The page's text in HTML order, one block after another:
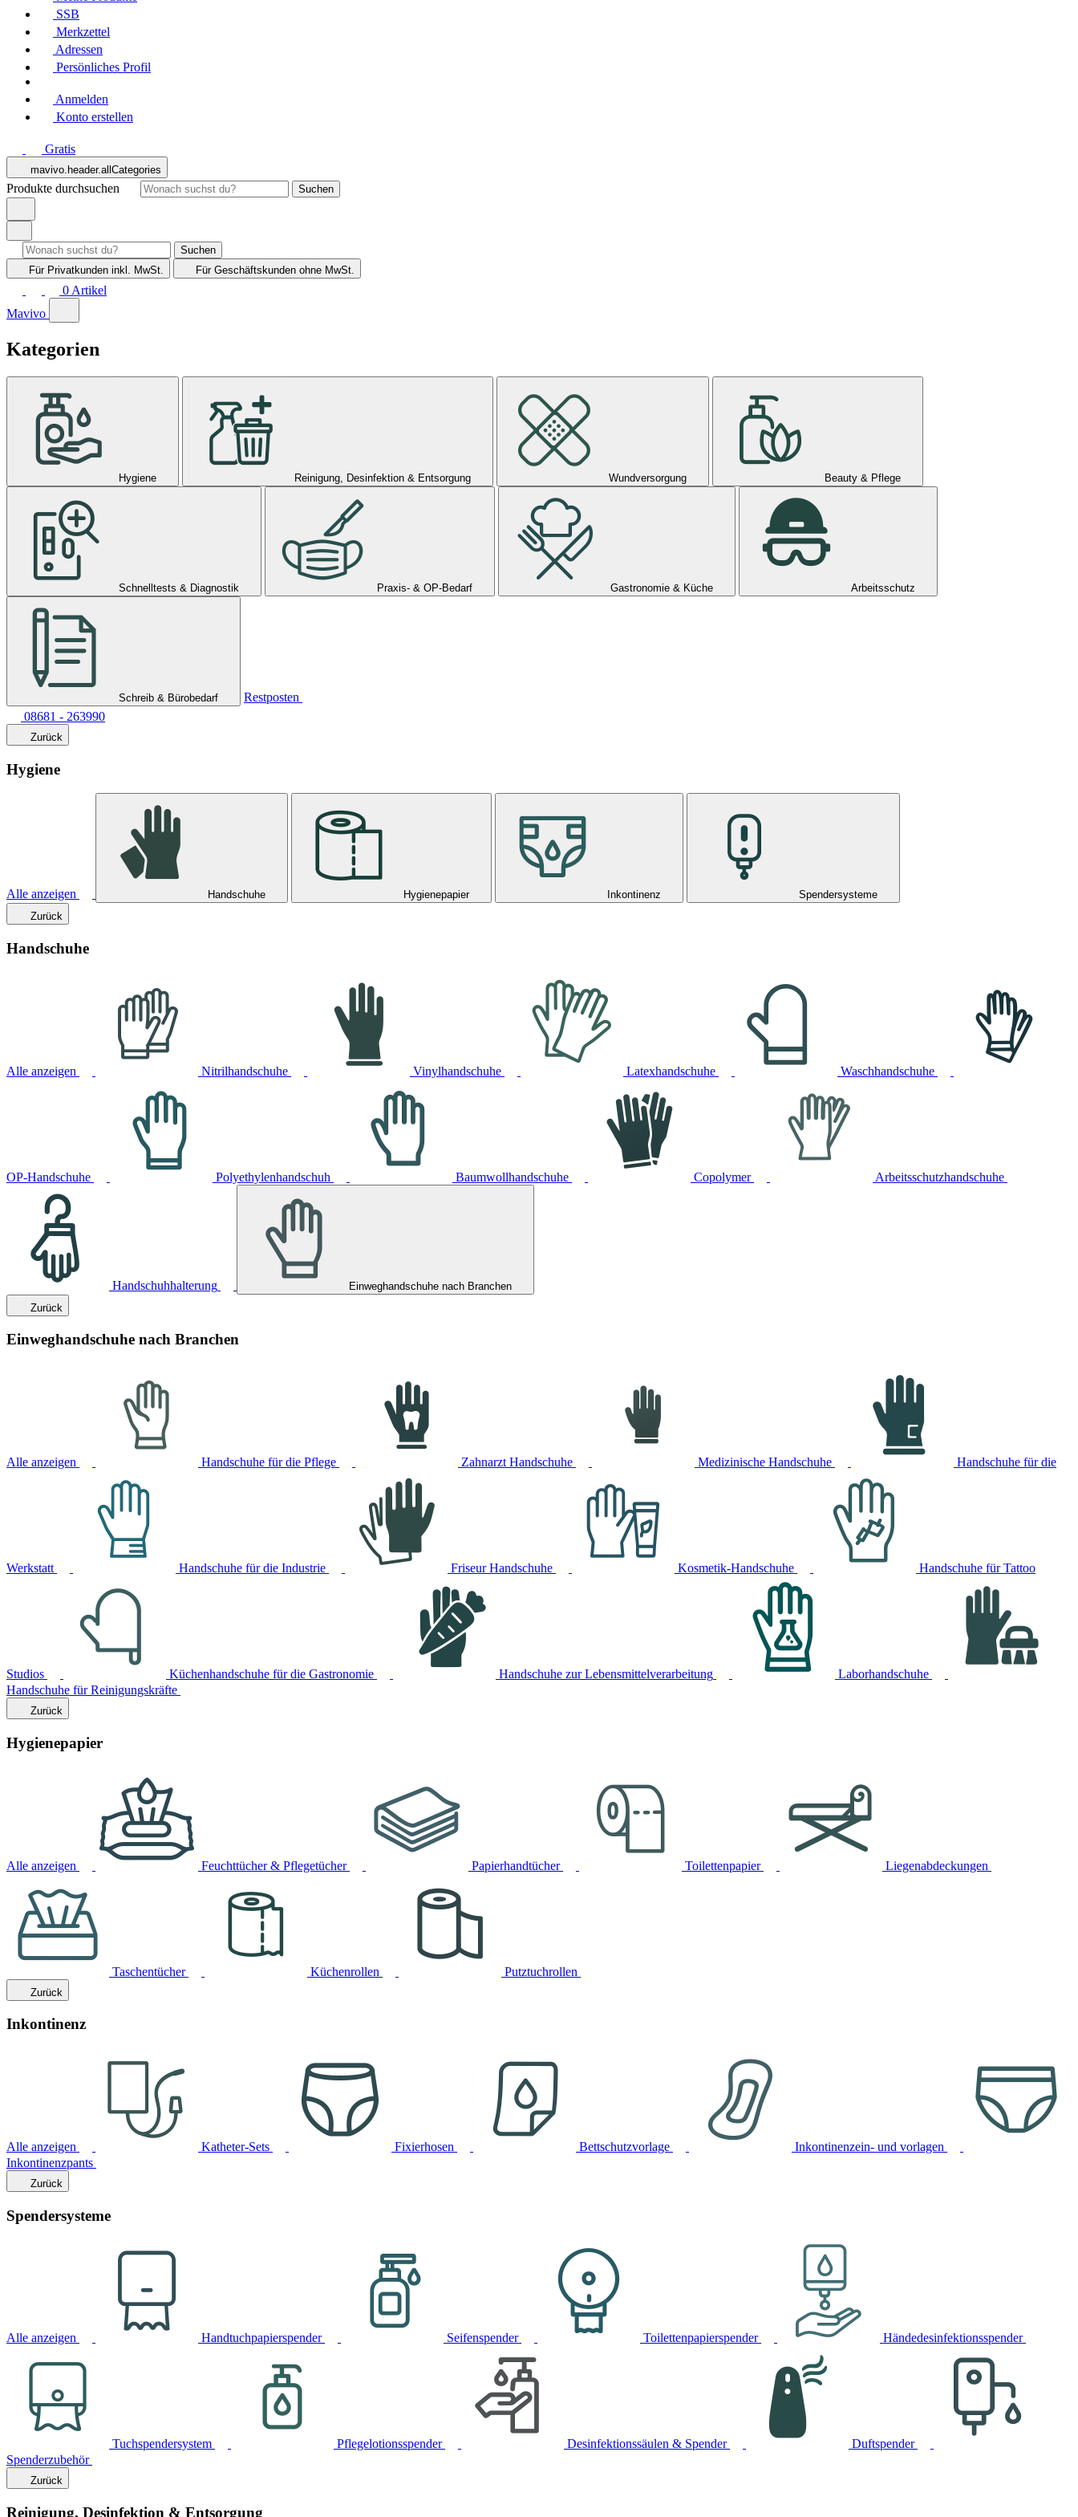
SSB
Merkzettel
Adressen
Persönliches Profil
Anmelden
Konto erstellen
Gratis
mavivo.header.allCategories
Produkte durchsuchen Suchen
Suchen
Für Privatkunden inkl. MwSt. Für Geschäftskunden ohne MwSt.
0 Artikel
Mavivo
Kategorien
Hygiene Reinigung, Desinfektion & Entsorgung Wundversorgung Beauty & Pflege
Schnelltests & Diagnostik Praxis- & OP-Bedarf Gastronomie & Küche Arbeitsschutz
Schreib & Bürobedarf
Restposten
08681 - 263990
Zurück
Hygiene
Alle anzeigen Handschuhe Hygienepapier Inkontinenz
Spendersysteme
Zurück
Handschuhe
Alle anzeigen Nitrilhandschuhe Vinylhandschuhe Latexhandschuhe Waschhandschuhe
OP-Handschuhe Polyethylenhandschuh Baumwollhandschuhe Copolymer Arbeitsschutzhandschuhe
Handschuhhalterung
Einweghandschuhe nach Branchen
Zurück
Einweghandschuhe nach Branchen
Alle anzeigen Handschuhe für die Pflege Zahnarzt Handschuhe Medizinische Handschuhe Handschuhe für die
Werkstatt Handschuhe für die Industrie Friseur Handschuhe Kosmetik-Handschuhe Handschuhe für Tattoo
Studios Küchenhandschuhe für die Gastronomie Handschuhe zur Lebensmittelverarbeitung
Laborhandschuhe
Handschuhe für Reinigungskräfte
Zurück
Hygienepapier
Alle anzeigen Feuchttücher & Pflegetücher Papierhandtücher Toilettenpapier Liegenabdeckungen
Taschentücher Küchenrollen Putztuchrollen
Zurück
Inkontinenz
Alle anzeigen Katheter-Sets Fixierhosen Bettschutzvorlage
Inkontinenzein- und vorlagen
Inkontinenzpants
Zurück
Spendersysteme
Alle anzeigen Handtuchpapierspender Seifenspender Toilettenpapierspender Händedesinfektionsspender
Tuchspendersystem Pflegelotionsspender Desinfektionssäulen & Spender
Duftspender
Spenderzubehör
Zurück
Reinigung, Desinfektion & Entsorgung